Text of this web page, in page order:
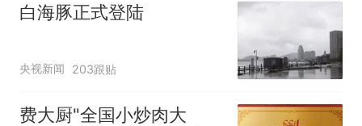
白海豚正式登陆
央视新闻 203跟贴
费大厨"全国小炒肉大